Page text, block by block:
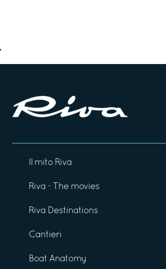
Il mito Riva
Riva - The movies
Riva Destinations
Cantieri
Boat Anatomy